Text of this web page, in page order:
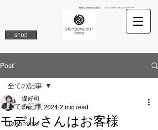
南青山 表参道の美容院 ステップボーンカットトーキョー
shop
Post
全ての記事
Takamitsu
全ての記事
モデルさんはお客様
堤好司
Sep 17, 2024 2 min read